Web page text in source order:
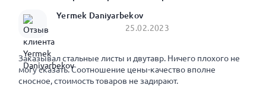
Yermek Daniyarbekov
25.02.2023
Заказывал стальные листы и двутавр. Ничего плохого не
могу сказать. Соотношение цены-качество вполне
сносное, стоимость товаров не задирают.